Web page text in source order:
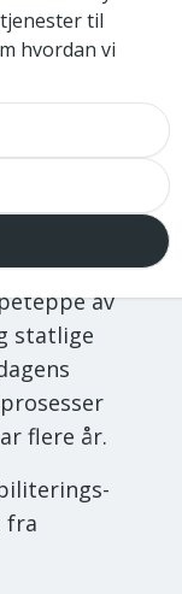
TEK17 er
gjør
rive
og
av
statlige
flere år.
fra
til
hvordan vi